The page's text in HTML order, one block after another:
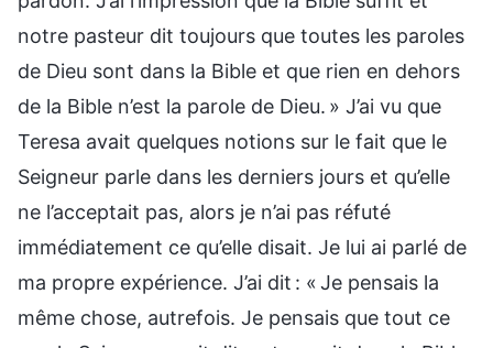
notre pasteur dit toujours que toutes les paroles
de Dieu sont dans la Bible et que rien en dehors
de la Bible n’est la parole de Dieu. » J’ai vu que
Teresa avait quelques notions sur le fait que le
Seigneur parle dans les derniers jours et qu’elle
ne l’acceptait pas, alors je n’ai pas réfuté
immédiatement ce qu’elle disait. Je lui ai parlé de
ma propre expérience. J’ai dit : « Je pensais la
même chose, autrefois. Je pensais que tout ce